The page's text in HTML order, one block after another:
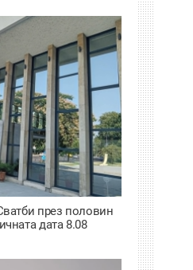
през половин
дата 8.08